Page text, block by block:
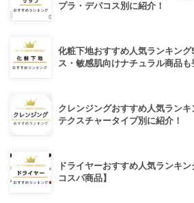
プラ・デパコス別に紹介！
化粧下地おすすめ人気ランキン
ス・敏感肌向けナチュラル商品も
クレンジングおすすめ人気ラン
テクスチャータイプ別に紹介！
ドライヤーおすすめ人気ランキ
コスパ商品】